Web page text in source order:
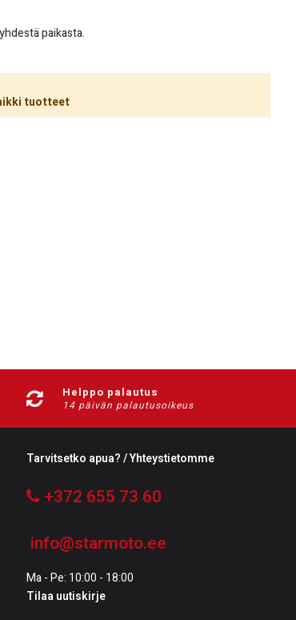
paikasta.
tuotteet
Helppo palautus
14 päivän palautusoikeus
Tarvitsetko apua? / Yhteystietomme
+372 655 73 60
info@starmoto.ee
Ma - Pe: 10:00 - 18:00
Tilaa uutiskirje